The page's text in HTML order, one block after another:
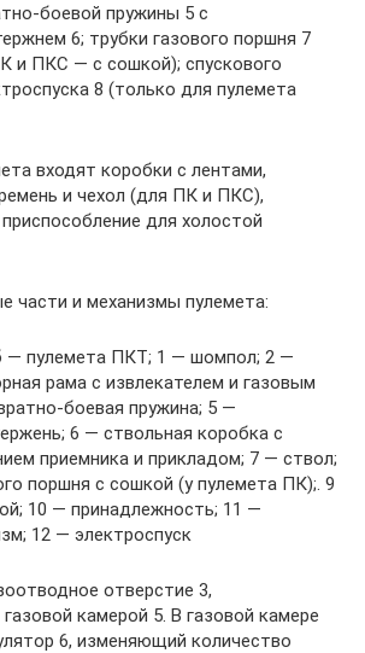
боевой пружины 5 с
6; трубки газового поршня 7
и ПКС — с сошкой); спускового
8 (только для пулемета
входят коробки с лентами,
и чехол (для ПК и ПКС),
для холостой
части и механизмы пулемета:
— пулемета ПКТ; 1 — шомпол; 2 —
рама с извлекателем и газовым
боевая пружина; 5 —
6 — ствольная коробка с
приемника и прикладом; 7 — ствол;
поршня с сошкой (у пулемета ПК);. 9
10 — принадлежность; 11 —
12 — электроспуск
отверстие 3,
камерой 5. В газовой камере
6, изменяющий количество